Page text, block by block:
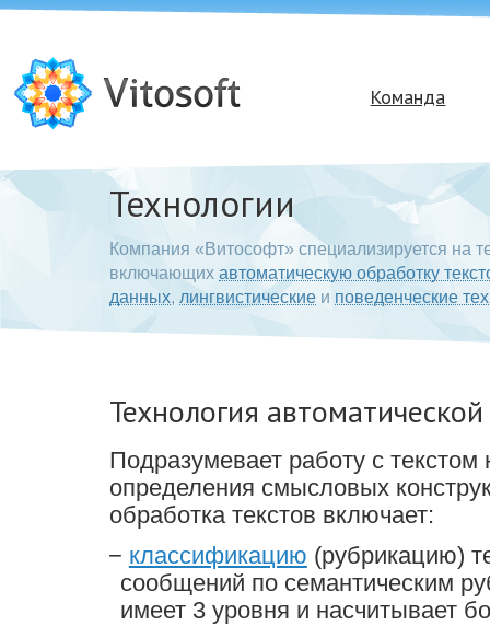
проектов
Команда
Технологии
Компания «Витософт» специализируется на
включающих автоматическую обработку
данных, лингвистические и поведенческие
Технология
Подразумевает работу с текстом
определения смысловых
обработка текстов включает:
классификацию (рубрикацию)
сообщений по семантическим
имеет 3 уровня и насчитывает